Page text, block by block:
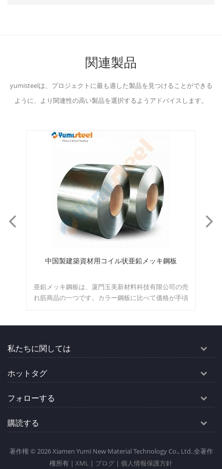
関連製品
yumisteelは、プロジェクトに最も適した製品を見つけることができる
ように、より関連性の高い製品を選択するようアドバイスします。
中国製建築資材用コイル状亜鉛メッキ鋼板
亜鉛メッキ鋼板は、厦門玉美新材料科技有限公司の売
れ筋商品の一つです。カラー鋼板に比べて価格が手頃
業、畜産、漁業など多くの業界で広く使用されてお
製品に挙げられています。 卸売業者として、厦門
YumiNewMaterialTechnology Co., Ltd. は自社工場を所
有しており、大量注文にもタイムリーに対応していま
す。また、直接価格を提供してコストを削減します。
私たちに関しては
ホットタグ
フォローする
購読する
著作権 © 2026 Xiamen Yumi New Material Technology Co., Ltd..全著作
権所有 | XML | ブログ | 個人情報保護方針